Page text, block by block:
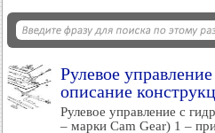
Рулевое
описание
Рулевое управление с
– марки Cam Gear) 1 –